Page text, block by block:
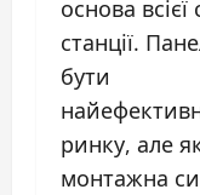
основа всієї
станції.
бути
ринку, але
монтажна